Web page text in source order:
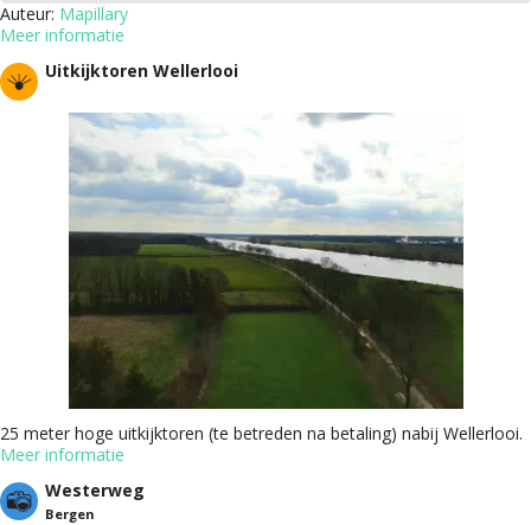
Auteur: Mapillary
Meer informatie
Uitkijktoren Wellerlooi
25 meter hoge uitkijktoren (te betreden na betaling) nabij Wellerlooi.
Meer informatie
Westerweg
Bergen